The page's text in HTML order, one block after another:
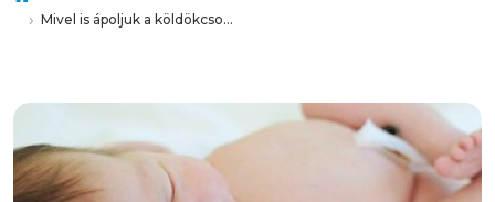
Mivel is ápoljuk a köldökcsonkot?